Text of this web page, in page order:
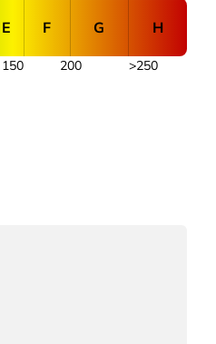
E F G H
150 200 >250